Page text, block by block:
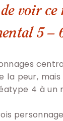
voir ce
5 –
la peur,
4 à